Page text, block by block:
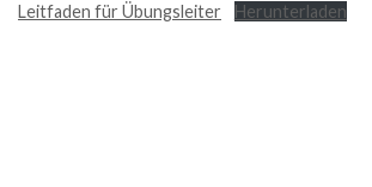
Leitfaden für Übungsleiter Herunterladen